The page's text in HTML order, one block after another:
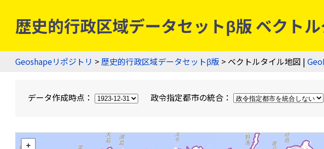
歴史的行政区域データセットβ版 ベクト
Geoshapeリポジトリ >歴史的行政区域データセットβ版 > ベクトルタイル地図 |
データ作成時点： 政令指定都市の統合：